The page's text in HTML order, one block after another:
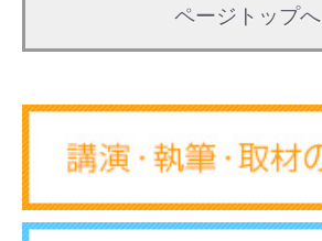
ページトップへ